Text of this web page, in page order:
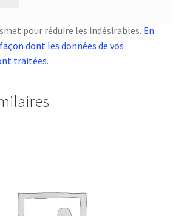
pour réduire les indésirables. En
dont les données de vos
traitées.